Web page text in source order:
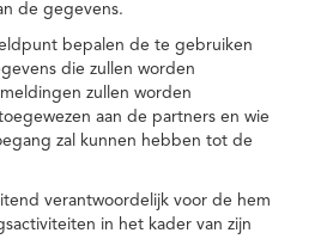
de gegevens.
bepalen de te gebruiken
die zullen worden
zullen worden
aan de partners en wie
zal kunnen hebben tot de
verantwoordelijk voor de hem
in het kader van zijn